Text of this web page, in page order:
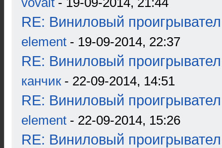
RE: Виниловый
element - 19-09-2014, 22:37
RE: Виниловый
канчик- 22-09-2014, 14:51
RE: Виниловый
element - 22-09-2014, 15:26
RE: Виниловый